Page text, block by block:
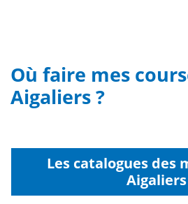
Où faire mes
Aigaliers ?
Les catalogues des
Aigaliers